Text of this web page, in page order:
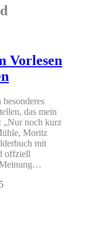
Vorlesen
das mein
„Nur noch kurz
Moritz
mit
offziell
Meinung…